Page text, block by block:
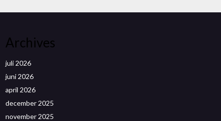
Archives
juli 2026
juni 2026
april 2026
december 2025
november 2025